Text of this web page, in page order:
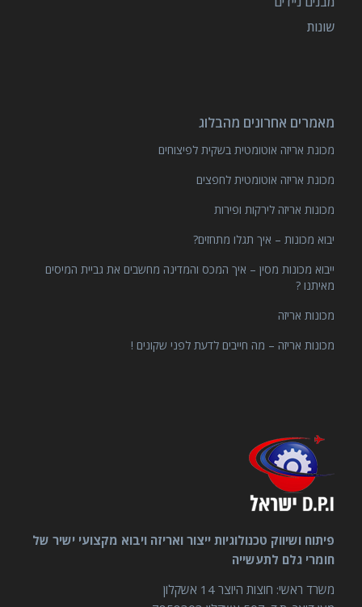
שונות
מאמרים אחרונים מהבלוג
מכונת אריזה אוטומטית בשקית לפיצוחים
מכונת אריזה אוטומטית לחפצים
מכונות אריזה לירקות ופירות
יבוא מכונות – איך תגלו מתחזים?
ייבוא מכונות מסין – איך המכס והמדינה מחשבים את גביית המיסים
מאיתנו ?
מכונות אריזה
מכונות אריזה – מה חייבים לדעת לפני שקונים !
פיתוח ושיווק טכנולוגיות ייצור ואריזה ויבוא מקצועי ישיר של
חומרי גלם לתעשייה
משרד ראשי: חוצות היוצר 14 אשקלון